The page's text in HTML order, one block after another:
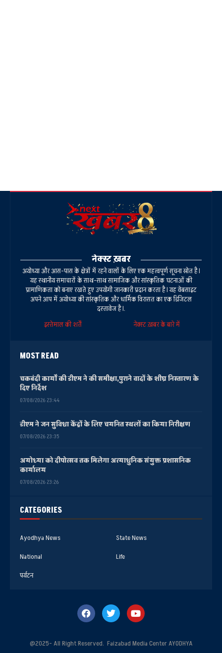
CATEGORIES
Ayodhya News
State News
National
Life
पर्यटन
नेक्स्ट ख़बर
अयोध्या और आस-पास के क्षेत्रों में रहने वालों के लिए एक महत्वपूर्ण सूचना स्रोत है।
यह स्थानीय समाचारों के साथ-साथ सामाजिक और सांस्कृतिक घटनाओं की
प्रामाणिकता को बनाए रखते हुए उपयोगी जानकारी प्रदान करता है। यह वेबसाइट
अपने आप में अयोध्या की सांस्कृतिक और धार्मिक विरासत का एक डिजिटल
दस्तावेज है।.
इस्तेमाल की शर्तें
नेक्स्ट ख़बर के बारे में
MOST READ
चकबंदी कार्यों की डीएम ने की समीक्षा,पुराने वादों के शीघ्र निस्तारण के
दिए निर्देश
07/08/2026 23:44
डीएम ने जन सुविधा केंद्रों के लिए चयनित स्थलों का किया निरीक्षण
07/08/2026 23:35
अयोध्या को दीपोत्सव तक मिलेगा अत्याधुनिक संयुक्त प्रशासनिक
कार्यालय
07/08/2026 23:26
@2025- All Right Reserved. Faizabad Media Center AYODHYA